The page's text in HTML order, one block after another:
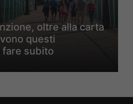
oltre alla carta
questi
subito